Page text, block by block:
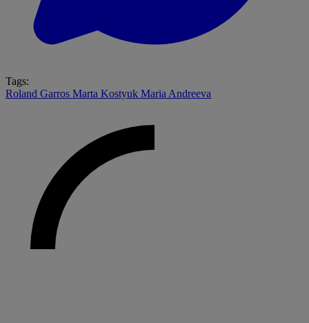
Tags:
Roland Garros Marta Kostyuk Maria Andreeva